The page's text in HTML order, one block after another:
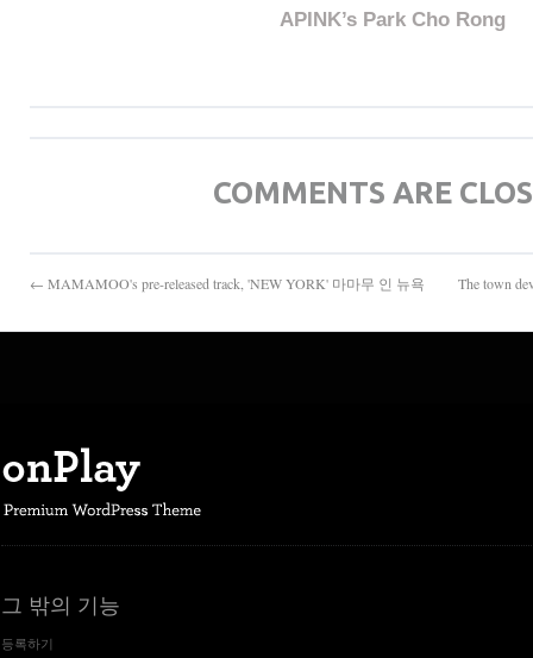
APINK’s Park Cho Rong
COMMENTS ARE
← MAMAMOO's pre-released track, 'NEW YORK' 마마무 인 뉴욕 The town
그 밖의 기능
등록하기